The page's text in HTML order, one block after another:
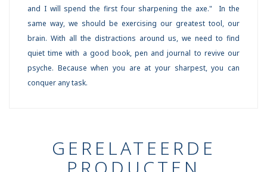
and I will spend the first four sharpening the axe." In the
same way, we should be exercising our greatest tool, our
brain. With all the distractions around us, we need to find
quiet time with a good book, pen and journal to revive our
psyche. Because when you are at your sharpest, you can
conquer any task.
GERELATEERDE